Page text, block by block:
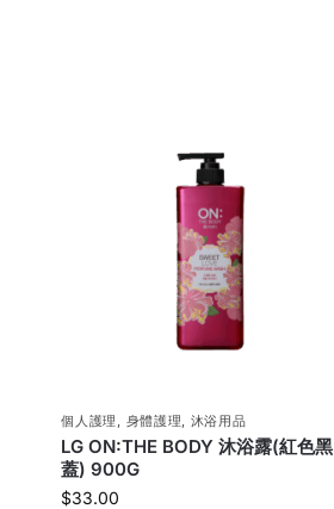
個人護理 , 身體護理, 沐浴用品
LG ON:THE BODY 沐浴露(紅色黑
蓋) 900G
$33.00